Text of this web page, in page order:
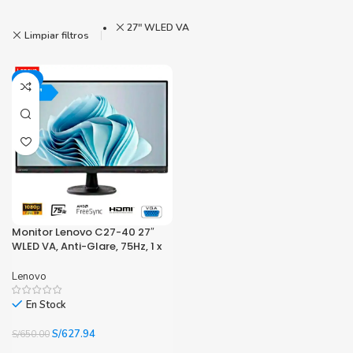
Limpiar filtros
27" WLED VA
-3%
Monitor Lenovo C27-40 27″
WLED VA, Anti-Glare, 75Hz, 1 x
Lenovo
En Stock
S/650.00El
S/627.94El